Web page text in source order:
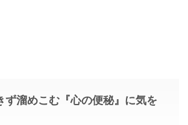
ず溜めこむ『心の便秘』に気を